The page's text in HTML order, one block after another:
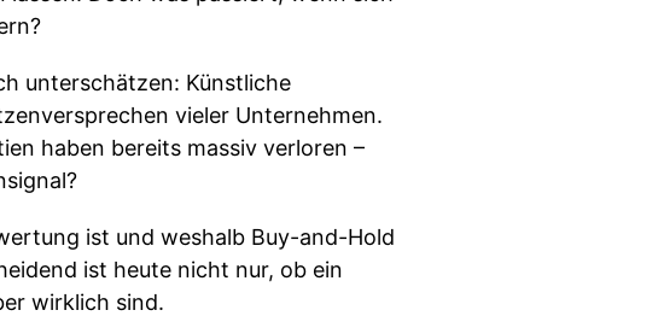
unterschätzen: Künstliche
vieler Unternehmen.
haben bereits massiv verloren –
ist und weshalb Buy-and-Hold
ist heute nicht nur, ob ein
wirklich sind.